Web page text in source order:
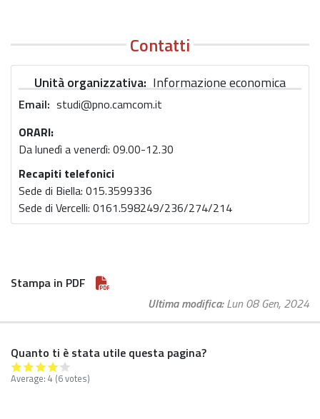
Contatti
Unità organizzativa Informazione economica
Email studi@pno.camcom.it
ORARI:
Da lunedì a venerdì: 09.00-12.30
Recapiti telefonici
Sede di Biella: 015.3599336
Sede di Vercelli: 0161.598249/236/274/214
Stampa in PDF
Ultima modifica Lun 08 Gen, 2024
Quanto ti è stata utile questa pagina?
Average: 4 (6 votes)